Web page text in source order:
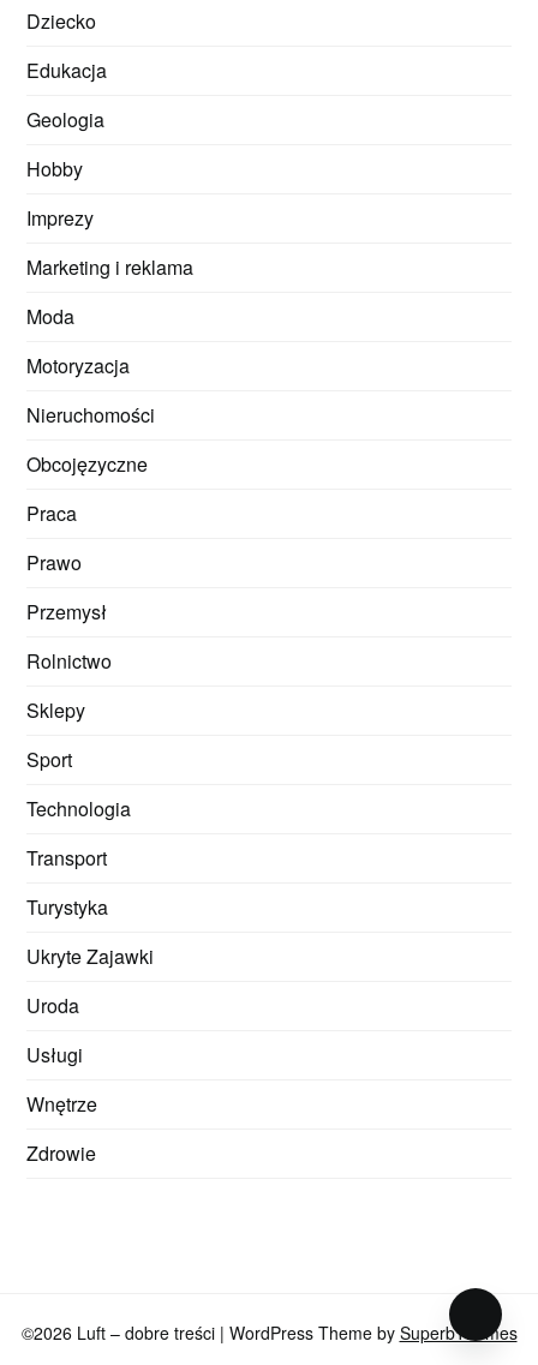
Dziecko
Edukacja
Geologia
Hobby
Imprezy
Marketing i reklama
Moda
Motoryzacja
Nieruchomości
Obcojęzyczne
Praca
Prawo
Przemysł
Rolnictwo
Sklepy
Sport
Technologia
Transport
Turystyka
Ukryte Zajawki
Uroda
Usługi
Wnętrze
Zdrowie
©2026 Luft – dobre treści | WordPress Theme by SuperbThemes